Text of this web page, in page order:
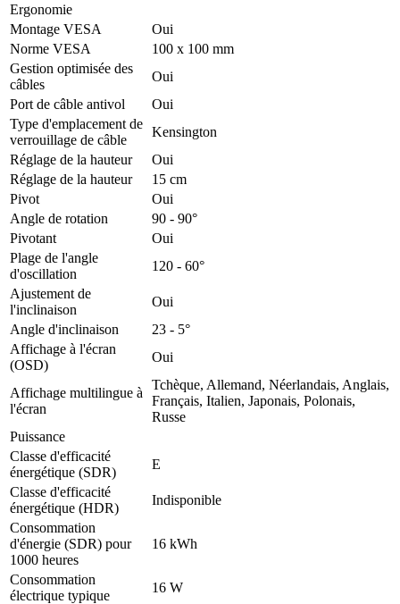
Ergonomie
Montage VESA
Oui
Norme VESA
100 x 100 mm
Gestion optimisée des
câbles
Oui
Port de câble antivol
Oui
Type d'emplacement de
verrouillage de câble
Kensington
Réglage de la hauteur
Oui
Réglage de la hauteur
15 cm
Pivot
Oui
Angle de rotation
90 - 90°
Pivotant
Oui
Plage de l'angle
d'oscillation
120 - 60°
Ajustement de
l'inclinaison
Oui
Angle d'inclinaison
23 - 5°
Affichage à l'écran
(OSD)
Oui
Affichage multilingue à
l'écran
Tchèque, Allemand, Néerlandais, Anglais,
Français, Italien, Japonais, Polonais,
Russe
Puissance
Classe d'efficacité
énergétique (SDR)
E
Classe d'efficacité
énergétique (HDR)
Indisponible
Consommation
d'énergie (SDR) pour
1000 heures
16 kWh
Consommation
électrique typique
16 W